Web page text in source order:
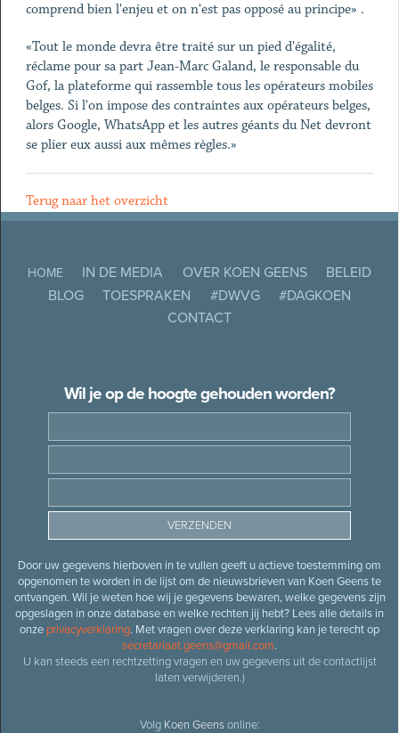
comprend bien l'enjeu et on n'est pas opposé au principe» .
«Tout le monde devra être traité sur un pied d'égalité,
réclame pour sa part Jean-Marc Galand, le responsable du
Gof, la plateforme qui rassemble tous les opérateurs mobiles
belges. Si l'on impose des contraintes aux opérateurs belges,
alors Google, WhatsApp et les autres géants du Net devront
se plier eux aussi aux mêmes règles.»
Terug naar het overzicht
HOME IN DE MEDIA OVER KOEN GEENS
BELEID
BLOG
TOESPRAKEN #DWVG
#DAGKOEN
CONTACT
Wil je op de hoogte gehouden worden?
Door uw gegevens hierboven in te vullen geeft u actieve toestemming om
opgenomen te worden in de lijst om de nieuwsbrieven van Koen Geens te
ontvangen. Wil je weten hoe wij je gegevens bewaren, welke gegevens zijn
opgeslagen in onze database en welke rechten jij hebt? Lees alle details in
onze privacyverklaring. Met vragen over deze verklaring kan je terecht op
secretariaat.geens@gmail.com.
U kan steeds een rechtzetting vragen en uw gegevens uit de contactlijst
laten verwijderen.)
Volg Koen Geensonline: